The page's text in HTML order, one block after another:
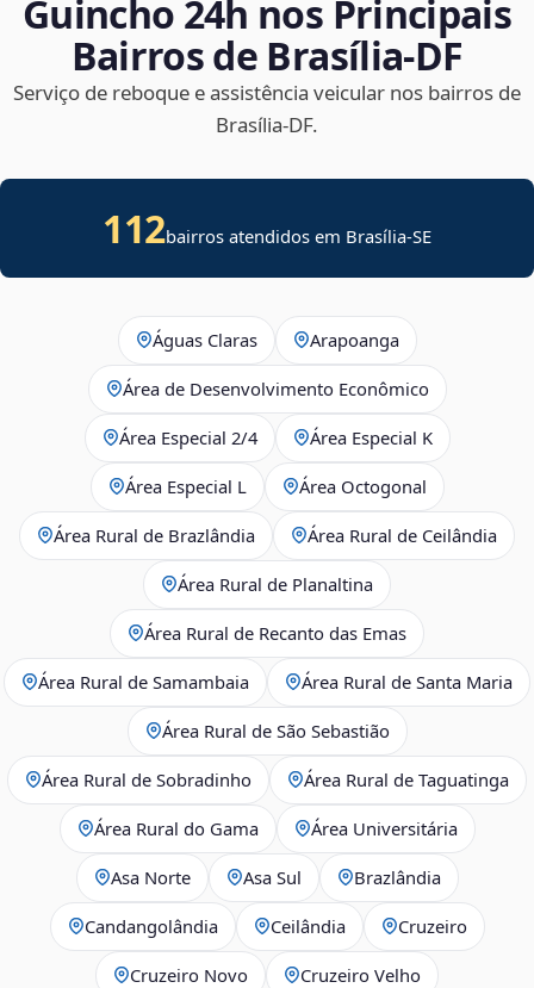
Guincho 24h nos Principais
Bairros de Brasília‑DF
Serviço de reboque e assistência veicular nos bairros de
Brasília‑DF.
112bairros atendidos em Brasília-SE
Águas Claras Arapoanga
Área de Desenvolvimento Econômico
Área Especial 2/4 Área Especial K
Área Especial L Área Octogonal
Área Rural de Brazlândia Área Rural de Ceilândia
Área Rural de Planaltina
Área Rural de Recanto das Emas
Área Rural de Samambaia Área Rural de Santa Maria
Área Rural de São Sebastião
Área Rural de Sobradinho Área Rural de Taguatinga
Área Rural do Gama Área Universitária
Asa Norte Asa Sul Brazlândia
Candangolândia Ceilândia Cruzeiro
Cruzeiro Novo Cruzeiro Velho